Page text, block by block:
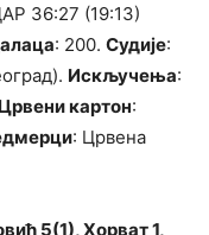
36:27 (19:13)
: 200. Судије:
Искључења:
Црвени картон:
: Црвена
5(1), Хорват 1,